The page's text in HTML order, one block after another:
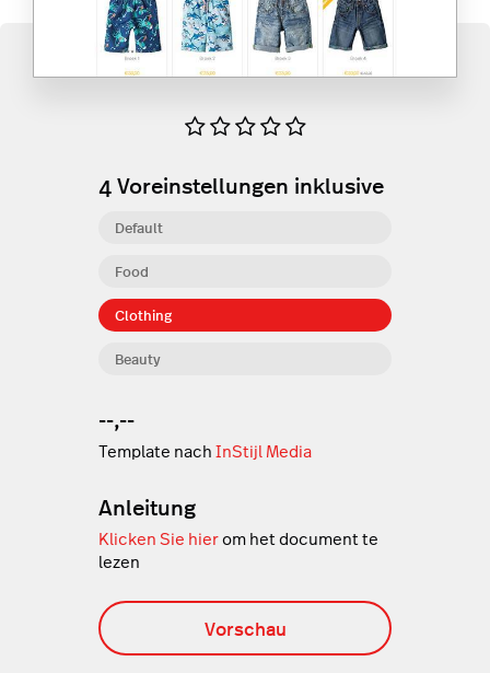
4Voreinstellungen inklusive
Food
Default
Clothing
Beauty
--,--
Template nach InStijl Media
Anleitung
Klicken Sie hierom het document te
lezen
Vorschau